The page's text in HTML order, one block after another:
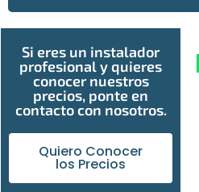
Si eres un instalador
profesional y quieres
conocer nuestros
precios, ponte en
contacto con nosotros.
Quiero Conocer
los Precios